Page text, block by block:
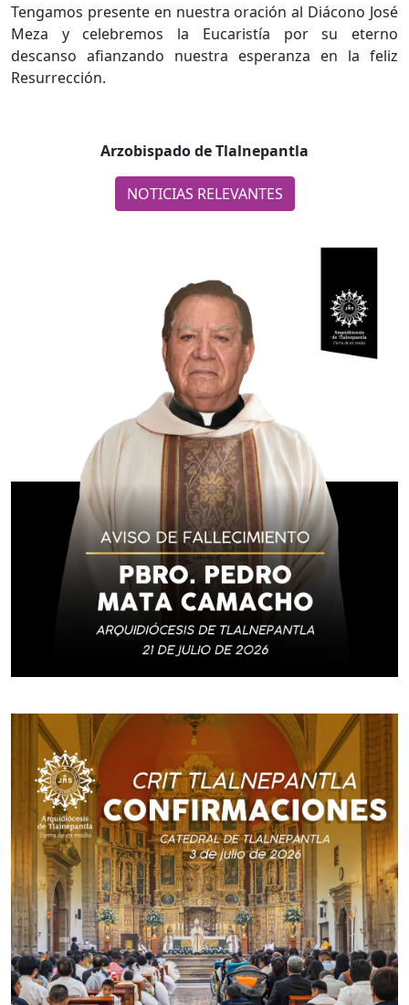
Tengamos presente en nuestra oración al Diácono José
Meza y celebremos la Eucaristía por su eterno
descanso afianzando nuestra esperanza en la feliz
Resurrección.
Arzobispado de Tlalnepantla
NOTICIAS RELEVANTES